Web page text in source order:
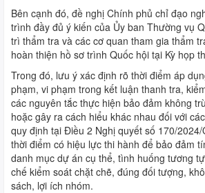
Bên cạnh đó, đề nghị Chính phủ chỉ đạo
trình đầy đủ ý kiến của Ủy ban Thường vụ
trì thẩm tra và các cơ quan tham gia thẩm
hoàn thiện hồ sơ trình Quốc hội tại Kỳ họp
Trong đó, lưu ý xác định rõ thời điểm áp
phạm, vi phạm trong kết luận thanh tra,
các nguyên tắc thực hiện bảo đảm không
hoặc gây ra cách hiểu khác nhau đối với
quy định tại Điều 2 Nghị quyết số 170/
thời điểm có hiệu lực thi hành để bảo đảm
danh mục dự án cụ thể, tình huống tương
chế kiểm soát chặt chẽ, đúng đối tượng,
sách, lợi ích nhóm.